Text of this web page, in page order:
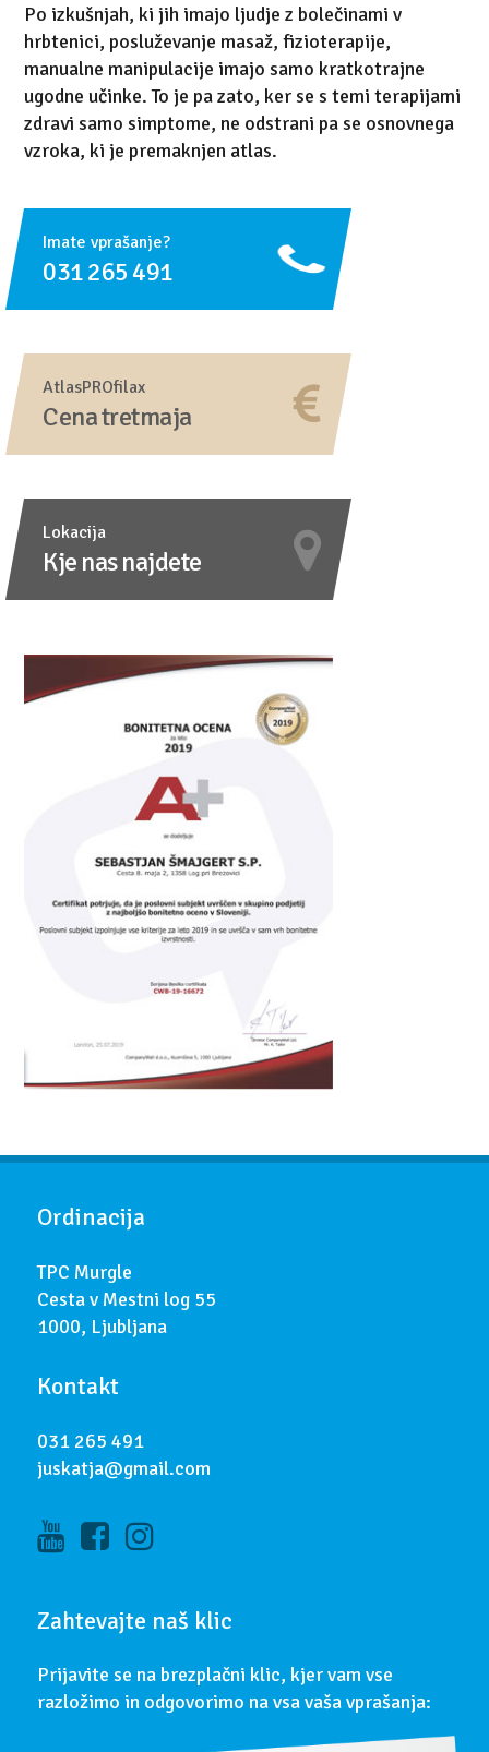
Po izkušnjah, ki jih imajo ljudje z bolečinami v
hrbtenici, posluževanje masaž, fizioterapije,
manualne manipulacije imajo samo kratkotrajne
ugodne učinke. To je pa zato, ker se s temi terapijami
zdravi samo simptome, ne odstrani pa se osnovnega
vzroka, ki je premaknjen atlas.
Imate vprašanje?
031 265 491
AtlasPROfilax
Cena tretmaja
Lokacija
Kje nas najdete
Ordinacija
TPC Murgle
Cesta v Mestni log 55
1000, Ljubljana
Kontakt
031 265 491
juskatja@gmail.com
Zahtevajte naš klic
Prijavite se na brezplačni klic, kjer vam vse
razložimo in odgovorimo na vsa vaša vprašanja: